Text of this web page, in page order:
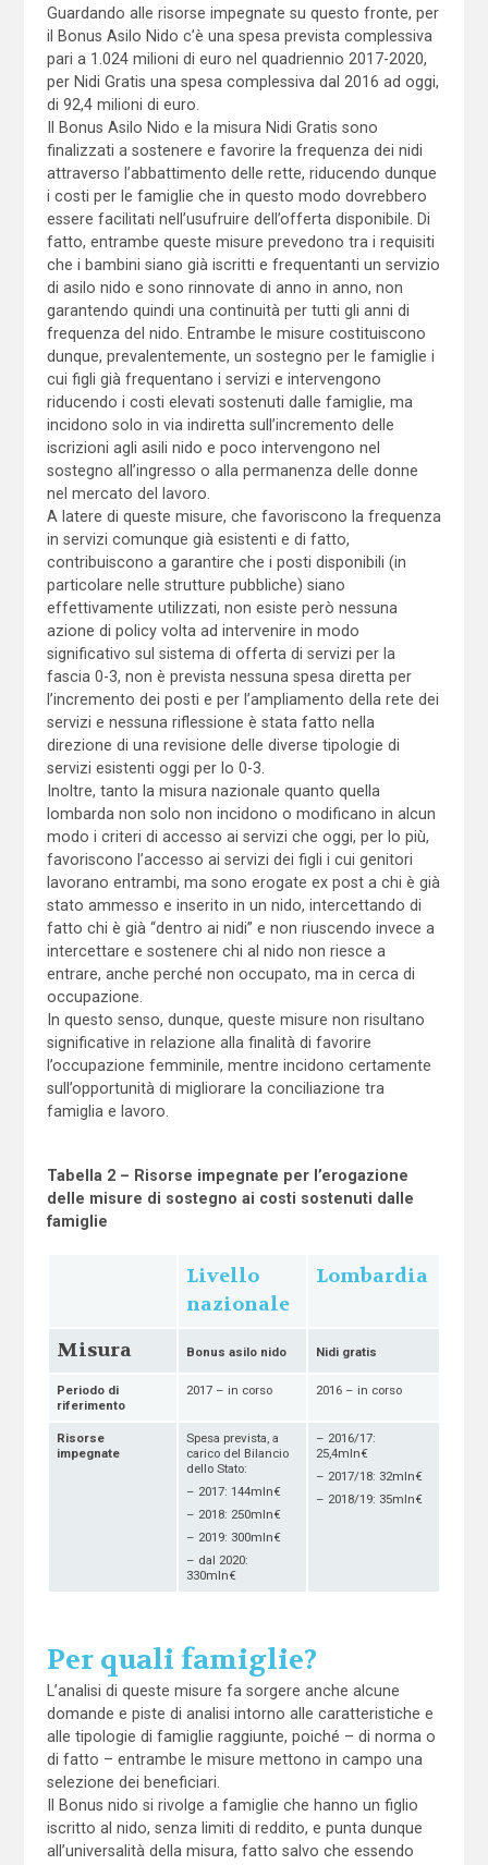
Guardando alle risorse impegnate su questo fronte, per
il Bonus Asilo Nido c’è una spesa prevista complessiva
pari a 1.024 milioni di euro nel quadriennio 2017-2020,
per Nidi Gratis una spesa complessiva dal 2016 ad oggi,
di 92,4 milioni di euro.
Il Bonus Asilo Nido e la misura Nidi Gratis sono
finalizzati a sostenere e favorire la frequenza dei nidi
attraverso l’abbattimento delle rette, riducendo dunque
i costi per le famiglie che in questo modo dovrebbero
essere facilitati nell’usufruire dell’offerta disponibile. Di
fatto, entrambe queste misure prevedono tra i requisiti
che i bambini siano già iscritti e frequentanti un servizio
di asilo nido e sono rinnovate di anno in anno, non
garantendo quindi una continuità per tutti gli anni di
frequenza del nido. Entrambe le misure costituiscono
dunque, prevalentemente, un sostegno per le famiglie i
cui figli già frequentano i servizi e intervengono
riducendo i costi elevati sostenuti dalle famiglie, ma
incidono solo in via indiretta sull’incremento delle
iscrizioni agli asili nido e poco intervengono nel
sostegno all’ingresso o alla permanenza delle donne
nel mercato del lavoro.
A latere di queste misure, che favoriscono la frequenza
in servizi comunque già esistenti e di fatto,
contribuiscono a garantire che i posti disponibili (in
particolare nelle strutture pubbliche) siano
effettivamente utilizzati, non esiste però nessuna
azione di policy volta ad intervenire in modo
significativo sul sistema di offerta di servizi per la
fascia 0-3, non è prevista nessuna spesa diretta per
l’incremento dei posti e per l’ampliamento della rete dei
servizi e nessuna riflessione è stata fatto nella
direzione di una revisione delle diverse tipologie di
servizi esistenti oggi per lo 0-3.
Inoltre, tanto la misura nazionale quanto quella
lombarda non solo non incidono o modificano in alcun
modo i criteri di accesso ai servizi che oggi, per lo più,
favoriscono l’accesso ai servizi dei figli i cui genitori
lavorano entrambi, ma sono erogate ex post a chi è già
stato ammesso e inserito in un nido, intercettando di
fatto chi è già “dentro ai nidi” e non riuscendo invece a
intercettare e sostenere chi al nido non riesce a
entrare, anche perché non occupato, ma in cerca di
occupazione.
In questo senso, dunque, queste misure non risultano
significative in relazione alla finalità di favorire
l’occupazione femminile, mentre incidono certamente
sull’opportunità di migliorare la conciliazione tra
famiglia e lavoro.
Tabella 2 – Risorse impegnate per l’erogazione
delle misure di sostegno ai costi sostenuti dalle
famiglie
Livello
nazionale
Lombardia
Misura Bonus asilo nido Nidi gratis
Periodo di
riferimento
2017 – in corso 2016 – in corso
Risorse
impegnate
Spesa prevista, a
carico del Bilancio
dello Stato:
– 2017: 144mln€
– 2018: 250mln€
– 2019: 300mln€
– dal 2020:
330mln€
– 2016/17:
25,4mln€
– 2017/18: 32mln€
– 2018/19: 35mln€
Per quali famiglie?
L’analisi di queste misure fa sorgere anche alcune
domande e piste di analisi intorno alle caratteristiche e
alle tipologie di famiglie raggiunte, poiché – di norma o
di fatto – entrambe le misure mettono in campo una
selezione dei beneficiari.
Il Bonus nido si rivolge a famiglie che hanno un figlio
iscritto al nido, senza limiti di reddito, e punta dunque
all’universalità della misura, fatto salvo che essendo